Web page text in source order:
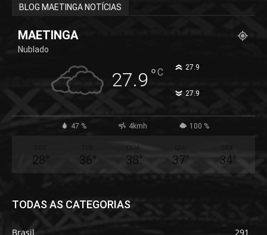
BLOG MAETINGA NOTÍCIAS
MAETINGA
Nublado
27.9 °C 27.9
27.9
47 % 4kmh 100 %
28° 36°
QUA
38° 37° 34°
TODAS AS CATEGORIAS
Brasil
291